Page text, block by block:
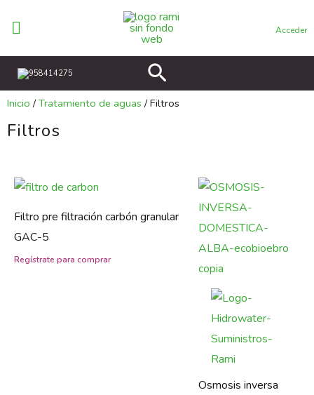
Acceder
958414275 Buscar
Inicio /Tratamiento de aguas / Filtros
Filtros
Filtro pre filtración carbón granular
GAC-5
Osmosis inversa